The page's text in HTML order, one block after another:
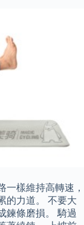
一樣維持高轉速，
的力道。 不要大
鍊條磨損。 騎過